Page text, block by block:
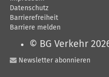
k
t
o
Datenschutz
Barrierefreiheit
Barriere melden
© BG Verkehr
Newsletter abonnieren